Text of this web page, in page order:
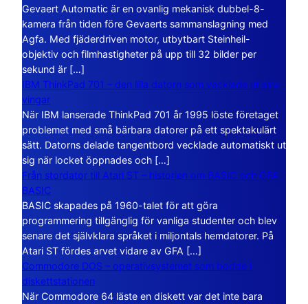
Gevaert Automatic är en ovanlig mekanisk dubbel-8-
kamera från tiden före Gevaerts sammanslagning med
Agfa. Med fjäderdriven motor, utbytbart Steinheil-
objektiv och filmhastigheter på upp till 32 bilder per
sekund är […]
IBM ThinkPad 701 – den lilla datorn som vecklade ut sina
vingar
När IBM lanserade ThinkPad 701 år 1995 löste företaget
problemet med små bärbara datorer på ett spektakulärt
sätt. Datorns delade tangentbord vecklade automatiskt ut
sig när locket öppnades och […]
Från stordator till Atari ST – historien om BASIC och GFA
BASIC
BASIC skapades på 1960-talet för att göra
programmering tillgänglig för vanliga studenter och blev
senare det självklara språket i miljontals hemdatorer. På
Atari ST fördes arvet vidare av GFA […]
Commodore DOS – operativsystemet som bodde i
diskettstationen
När Commodore 64 läste en diskett var det inte bara